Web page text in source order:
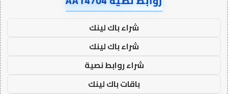
شراء باك لينك
شراء باك لينك
شراء روابط نصية
باقات باك لينك